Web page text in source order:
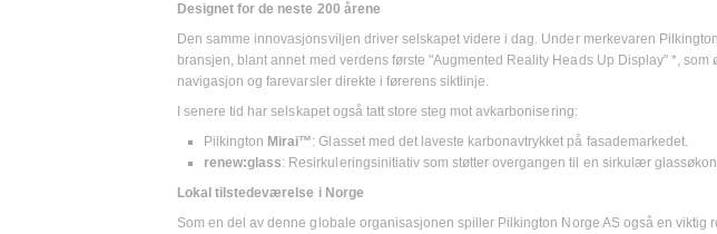
Designet for de neste 200 årene
Den samme innovasjonsviljen driver selskapet videre i dag. Under merkevaren
bransjen, blant annet med verdens første "Augmented Reality Heads Up Display" *,
navigasjon og farevarsler direkte i førerens siktlinje.
I senere tid har selskapet også tatt store steg mot avkarbonisering:
Pilkington Mirai™: Glasset med det laveste karbonavtrykket på fasademarkedet.
renew:glass: Resirkuleringsinitiativ som støtter overgangen til en sirkulær
Lokal tilstedeværelse i Norge
Som en del av denne globale organisasjonen spiller Pilkington Norge AS også en viktig